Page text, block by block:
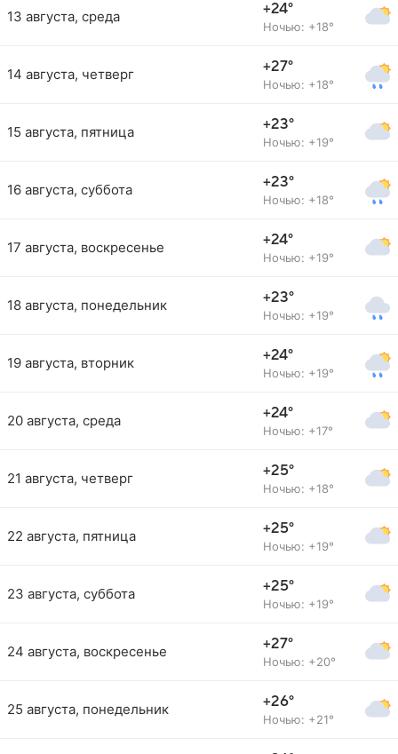
13 августа, среда +24°
Ночью: +18°
14 августа, четверг +27°
Ночью: +18°
15 августа, пятница +23°
Ночью: +19°
16 августа, суббота +23°
Ночью: +18°
17 августа, воскресенье +24°
Ночью: +19°
18 августа, понедельник +23°
Ночью: +19°
19 августа, вторник +24°
Ночью: +19°
20 августа, среда +24°
Ночью: +17°
21 августа, четверг +25°
Ночью: +18°
22 августа, пятница +25°
Ночью: +19°
23 августа, суббота +25°
Ночью: +19°
24 августа, воскресенье +27°
Ночью: +20°
25 августа, понедельник +26°
Ночью: +21°